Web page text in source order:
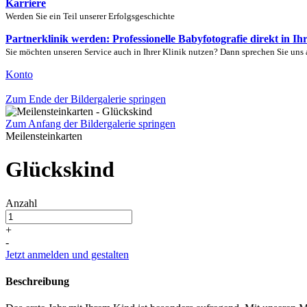
Karriere
Werden Sie ein Teil unserer Erfolgsgeschichte
Partnerklinik werden: Professionelle Babyfotografie direkt in
Sie möchten unseren Service auch in Ihrer Klinik nutzen? Dann sprechen Sie uns
Konto
Zum Ende der Bildergalerie springen
Zum Anfang der Bildergalerie springen
Meilensteinkarten
Glückskind
Anzahl
+
-
Jetzt anmelden und gestalten
Beschreibung